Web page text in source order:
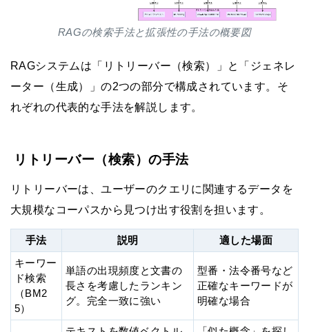
RAGの検索手法と拡張性の手法の概要図
RAGシステムは「リトリーバー（検索）」と「ジェネレ
ーター（生成）」の2つの部分で構成されています。そ
れぞれの代表的な手法を解説します。
リトリーバー（検索）の手法
リトリーバーは、ユーザーのクエリに関連するデータを
大規模なコーパスから見つけ出す役割を担います。
手法 説明
適した場面
キーワー
ド検索
（BM2
5）
単語の出現頻度と文書の
長さを考慮したランキン
グ。完全一致に強い
型番・法令番号など
正確なキーワードが
明確な場合